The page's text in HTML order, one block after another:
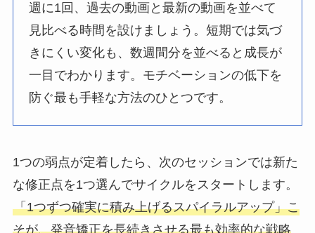
週に1回、過去の動画と最新の動画を並べて
見比べる時間を設けましょう。短期では気づ
きにくい変化も、数週間分を並べると成長が
一目でわかります。モチベーションの低下を
防ぐ最も手軽な方法のひとつです。
1つの弱点が定着したら、次のセッションでは新た
な修正点を1つ選んでサイクルをスタートします。
「1つずつ確実に積み上げるスパイラルアップ」こ
そが、発音矯正を長続きさせる最も効率的な戦略